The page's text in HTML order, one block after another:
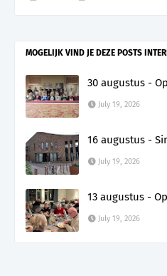
MOGELIJK VIND JE DEZE POSTS
30 augustus -
July 19, 2026
16 augustus -
July 19, 2026
13 augustus -
July 19, 2026